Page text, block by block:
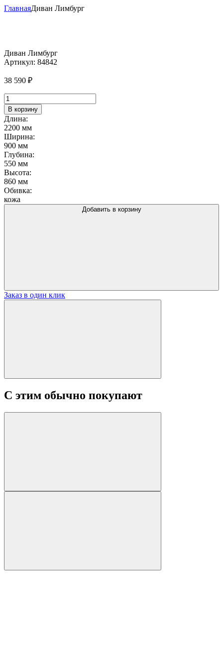
ГлавнаяДиван Лимбург
Диван Лимбург
Артикул: 84842
38 590 ₽
Количество
товара
Диван
Лимбург
В корзину
Длина:
2200 мм
Ширина:
900 мм
Глубина:
550 мм
Высота:
860 мм
Обивка:
кожа
Добавить в корзину
Заказ в один клик
С этим обычно покупают